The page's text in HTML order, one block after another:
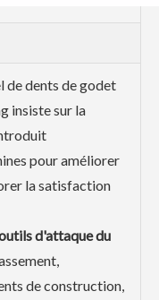
de dents de godet
insiste sur la
pour améliorer
la satisfaction
d'attaque du
de construction,